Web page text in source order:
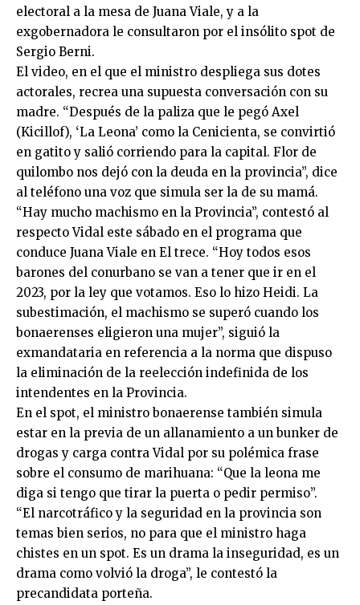
electoral a la mesa de Juana Viale, y a la
exgobernadora le consultaron por el insólito spot de
Sergio Berni.
El video, en el que el ministro despliega sus dotes
actorales, recrea una supuesta conversación con su
madre. “Después de la paliza que le pegó Axel
(Kicillof), ‘La Leona’ como la Cenicienta, se convirtió
en gatito y salió corriendo para la capital. Flor de
quilombo nos dejó con la deuda en la provincia”, dice
al teléfono una voz que simula ser la de su mamá.
“Hay mucho machismo en la Provincia”, contestó al
respecto Vidal este sábado en el programa que
conduce Juana Viale en El trece. “Hoy todos esos
barones del conurbano se van a tener que ir en el
2023, por la ley que votamos. Eso lo hizo Heidi. La
subestimación, el machismo se superó cuando los
bonaerenses eligieron una mujer”, siguió la
exmandataria en referencia a la norma que dispuso
la eliminación de la reelección indefinida de los
intendentes en la Provincia.
En el spot, el ministro bonaerense también simula
estar en la previa de un allanamiento a un bunker de
drogas y carga contra Vidal por su polémica frase
sobre el consumo de marihuana: “Que la leona me
diga si tengo que tirar la puerta o pedir permiso”.
“El narcotráfico y la seguridad en la provincia son
temas bien serios, no para que el ministro haga
chistes en un spot. Es un drama la inseguridad, es un
drama como volvió la droga”, le contestó la
precandidata porteña.